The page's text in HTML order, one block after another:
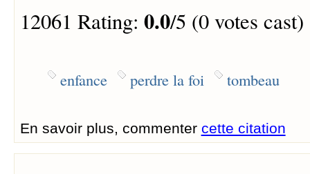
12061 Rating: 0.0/5 (0 votes cast)
enfance perdre la foi tombeau
En savoir plus, commenter cette citation